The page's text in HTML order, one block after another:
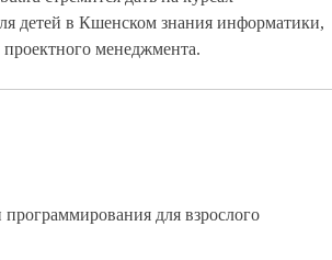
детей в Кшенском знания информатики,
менеджмента.